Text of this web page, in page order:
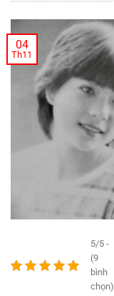
04
Th11
5/5 -
(9
bình
chọn)